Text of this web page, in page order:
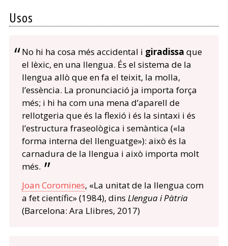
Usos
No hi ha cosa més accidental i giradissa que
el lèxic, en una llengua. És el sistema de la
llengua allò que en fa el teixit, la molla,
l’essència. La pronunciació ja importa força
més; i hi ha com una mena d’aparell de
rellotgeria que és la flexió i és la sintaxi i és
l’estructura fraseològica i semàntica («la
forma interna del llenguatge»): això és la
carnadura de la llengua i això importa molt
més.
Joan Coromines, «La unitat de la llengua com
a fet científic» (1984), dins Llengua i Pàtria
(Barcelona: Ara Llibres, 2017)